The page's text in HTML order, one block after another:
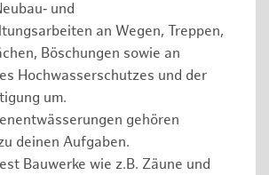
und
an Wegen, Treppen,
Böschungen sowie an
Hochwasserschutzes und der
um.
gehören
deinen Aufgaben.
Bauwerke wie z.B. Zäune und